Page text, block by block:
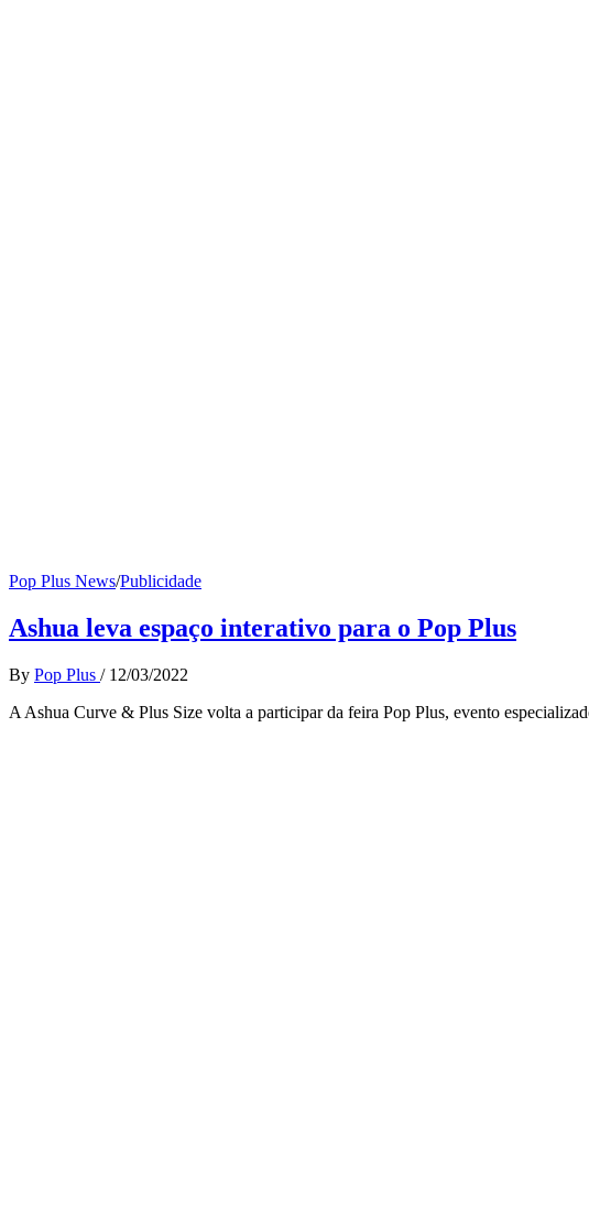
Pop Plus News/Publicidade
Ashua leva espaço interativo para o Pop Plus
By Pop Plus / 12/03/2022
A Ashua Curve & Plus Size volta a participar da feira Pop Plus, evento